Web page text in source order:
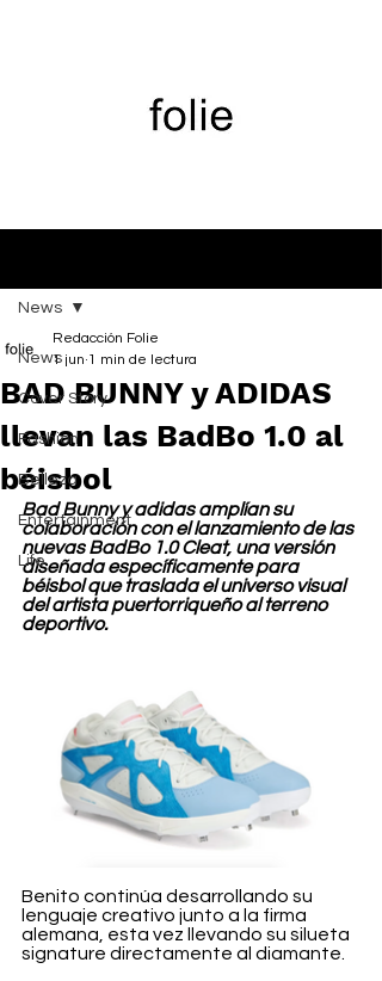
News
Cover Story
Fashion
Belleza
Entertainment
Life
News
BAD BUNNY y ADIDAS
llevan las BadBo 1.0 al
béisbol
Redacción Folie
1 jun 1 min de lectura
Bad Bunny y adidas amplían su
colaboración con el lanzamiento de las
nuevas BadBo 1.0 Cleat, una versión
diseñada específicamente para
béisbol que traslada el universo visual
del artista puertorriqueño al terreno
deportivo.
Benito continúa desarrollando su
lenguaje creativo junto a la firma
alemana, esta vez llevando su silueta
signature directamente al diamante.